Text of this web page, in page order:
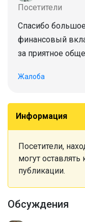
Посетители
Спасибо
финансовый
за приятное
Жалоба
Информация
Посетители,
могут
публикации.
Обсуждения